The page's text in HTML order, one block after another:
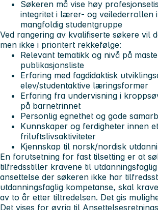
Søkeren må vise høy
integritet i lærer- og veilederrollen
mangfoldig studentgruppe
Ved rangering av kvalifiserte søkere vil
men ikke i prioritert rekkefølge:
Relevant tematikk og nivå på
publikasjonsliste
Erfaring med fagdidaktisk
elev/studentaktive læringsformer
Erfaring fra undervisning i
på barnetrinnet
Personlig egnethet og gode
Kunnskaper og ferdigheter innen
friluftslivsaktiviteter
Kjennskap til norsk/nordisk
En forutsetning for fast tilsetting er at
tilfredsstiller kravene til
ansettelse der søkeren ikke har
utdanningsfaglig kompetanse, skal
av to år etter tiltredelsen. Det gis
Det vises for øvrig til